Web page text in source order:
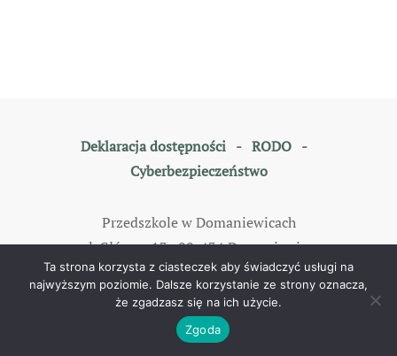
Deklaracja dostępności- RODO-
Cyberbezpieczeństwo
Przedszkole w Domaniewicach
ul. Główna 13, 99-434 Domaniewice
tel: 46 838 35 79
All rights reserved. Designed byTOMKAM
Ta strona korzysta z ciasteczek aby świadczyć usługi na
najwyższym poziomie. Dalsze korzystanie ze strony oznacza,
że zgadzasz się na ich użycie.
Zgoda